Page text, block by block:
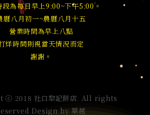
段為每日早上9:00~下午5:00。
曆八月初一~農曆八月十五
營業時間為早上八點
烊時間則視當天情況而定
謝謝。
ⓒ 2018 社口犂記餅店. All rights
Design by華越